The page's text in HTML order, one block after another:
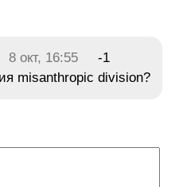
8 окт, 16:55
-1
misanthropic division?